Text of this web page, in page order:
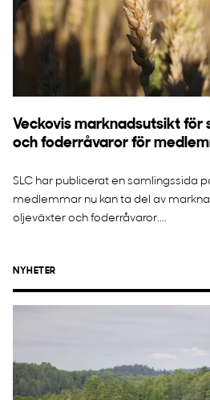
Veckovis marknadsutsikt för
och foderråvaror för
SLC har publicerat en samlingssida
medlemmar nu kan ta del av
oljeväxter och foderråvaror....
NYHETER